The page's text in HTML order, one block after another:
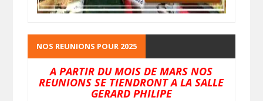
NOS REUNIONS POUR 2025
A PARTIR DU MOIS DE MARS NOS
REUNIONS SE TIENDRONT A LA SALLE
GERARD PHILIPE